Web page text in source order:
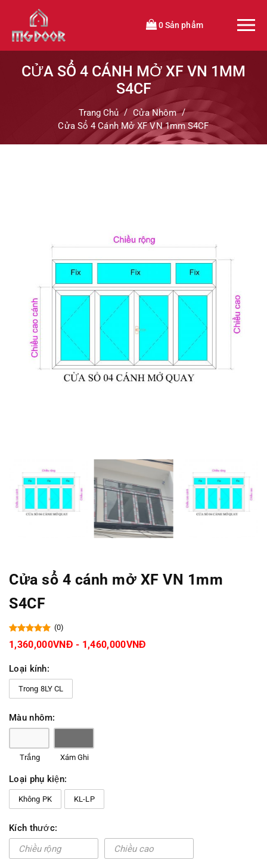
0 Sản phẩm
CỬA SỔ 4 CÁNH MỞ XF VN 1MM
S4CF
Trang Chủ
Cửa Nhôm
Cửa Sổ 4 Cánh Mở XF VN 1mm S4CF
Cửa sổ 4 cánh mở XF VN 1mm
S4CF
(0)
1,360,000VNĐ - 1,460,000VNĐ
Loại kính:
Trong 8LY CL
Màu nhôm:
Trắng Xám Ghi
Loại phụ kiện:
Không PK KL-LP
Kích thước: